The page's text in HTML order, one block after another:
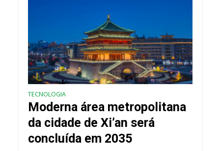
TECNOLOGIA
Moderna área metropolitana
da cidade de Xi’an será
concluída em 2035